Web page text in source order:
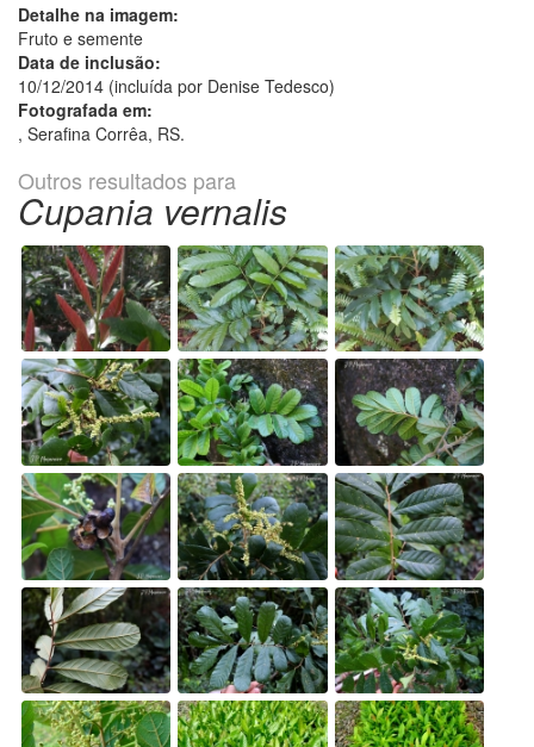
Detalhe na imagem:
Fruto e semente
Data de inclusão:
10/12/2014 (incluída por Denise Tedesco)
Fotografada em:
, Serafina Corrêa, RS.
Outros resultados para
Cupania vernalis